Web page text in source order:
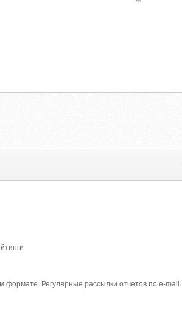
формате. Регулярные рассылки отчетов по e-mail.